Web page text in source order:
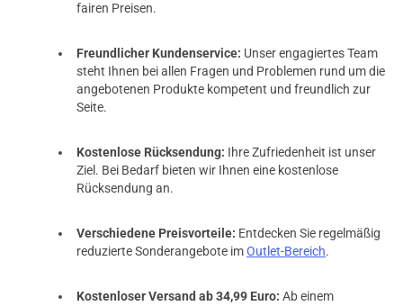
fairen Preisen.
Freundlicher Kundenservice: Unser engagiertes Team
steht Ihnen bei allen Fragen und Problemen rund um die
angebotenen Produkte kompetent und freundlich zur
Seite.
Kostenlose Rücksendung: Ihre Zufriedenheit ist unser
Ziel. Bei Bedarf bieten wir Ihnen eine kostenlose
Rücksendung an.
Verschiedene Preisvorteile: Entdecken Sie regelmäßig
reduzierte Sonderangebote imOutlet-Bereich.
Kostenloser Versand ab 34,99 Euro: Ab einem